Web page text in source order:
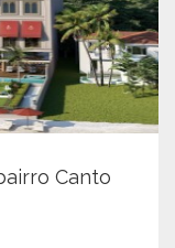
Canto